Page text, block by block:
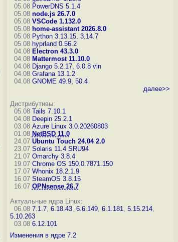
05.08 PowerDNS 5.1.4
05.08 node.js 26.7.0
05.08 VSCode 1.132.0
05.08 home-assistant 2026.8.0
05.08 Python 3.13.15, 3.14.7
05.08 hyprland 0.56.2
04.08 Electron 43.3.0
04.08 Mattermost 11.10.0
04.08 Django 5.2.17, 6.0.8 vln
04.08 Grafana 13.1.2
04.08 GNOME 49.9, 50.4
далее>>
Дистрибутивы:
05.08 Tails 7.10.1
04.08 Deepin 25.2.1
03.08 Azure Linux 3.0.20260803
01.08 NetBSD 11.0
24.07 Ubuntu Touch 24.04 2.0
23.07 Solaris 11.4 SRU94
21.07 Omarchy 3.8.4
19.07 Chrome OS 150.0.7871.150
17.07 Whonix 18.2.1.9
16.07 SteamOS 3.8.15
16.07 OPNsense 26.7
Актуальные ядра Linux:
06.08 7.1.7, 6.18.43, 6.6.149, 6.1.181, 5.15.214,
5.10.263
03.08 6.12.101
Изменения в ядре 7.2